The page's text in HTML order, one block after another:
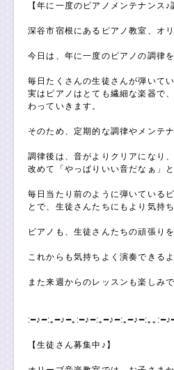
【年に一度のピアノメンテナンス
深谷市宿根にあるピアノ教室、オ
今日は、年に一度のピアノの調律
毎日たくさんの生徒さんが弾いて
実はピアノはとても繊細な楽器で
わっていきます。
そのため、定期的な調律やメンテ
調律後は、音がよりクリアになり
改めて「やっぱりいい音だなぁ」
毎日当たり前のように弾いている
とで、生徒さんたちにもより気持
ピアノも、生徒さんたちの頑張り
これからも気持ちよく演奏できる
また来週からのレッスンも楽しみ
:━♪━:｡━♪━｡:━♪━:｡━♪━:｡━♪━:｡｡
【生徒さん募集中♪】